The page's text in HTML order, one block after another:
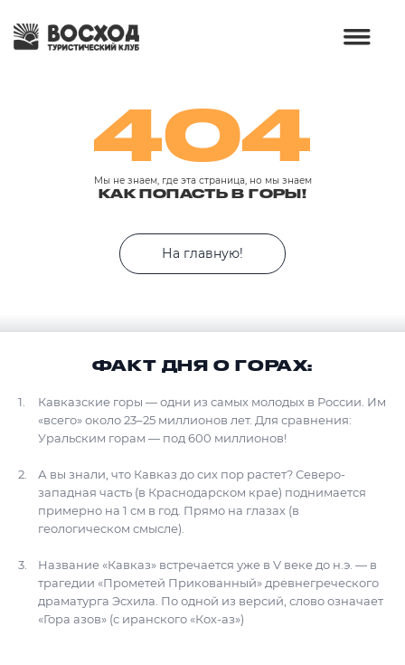
404
Мы не знаем, где эта страница, но мы знаем
КАК ПОПАСТЬ В ГОРЫ!
На главную!
ФАКТ ДНЯ О ГОРАХ:
Кавказские горы — одни из самых молодых в России. Им
«всего» около 23–25 миллионов лет. Для сравнения:
Уральским горам — под 600 миллионов!
А вы знали, что Кавказ до сих пор растет? Северо-
западная часть (в Краснодарском крае) поднимается
примерно на 1 см в год. Прямо на глазах (в
геологическом смысле).
Название «Кавказ» встречается уже в V веке до н.э. — в
трагедии «Прометей Прикованный» древнегреческого
драматурга Эсхила. По одной из версий, слово означает
«Гора азов» (с иранского «Кох-аз»)